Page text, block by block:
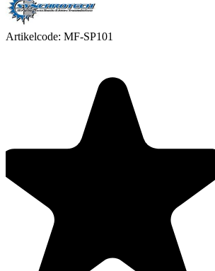
Artikelcode: MF-SP101